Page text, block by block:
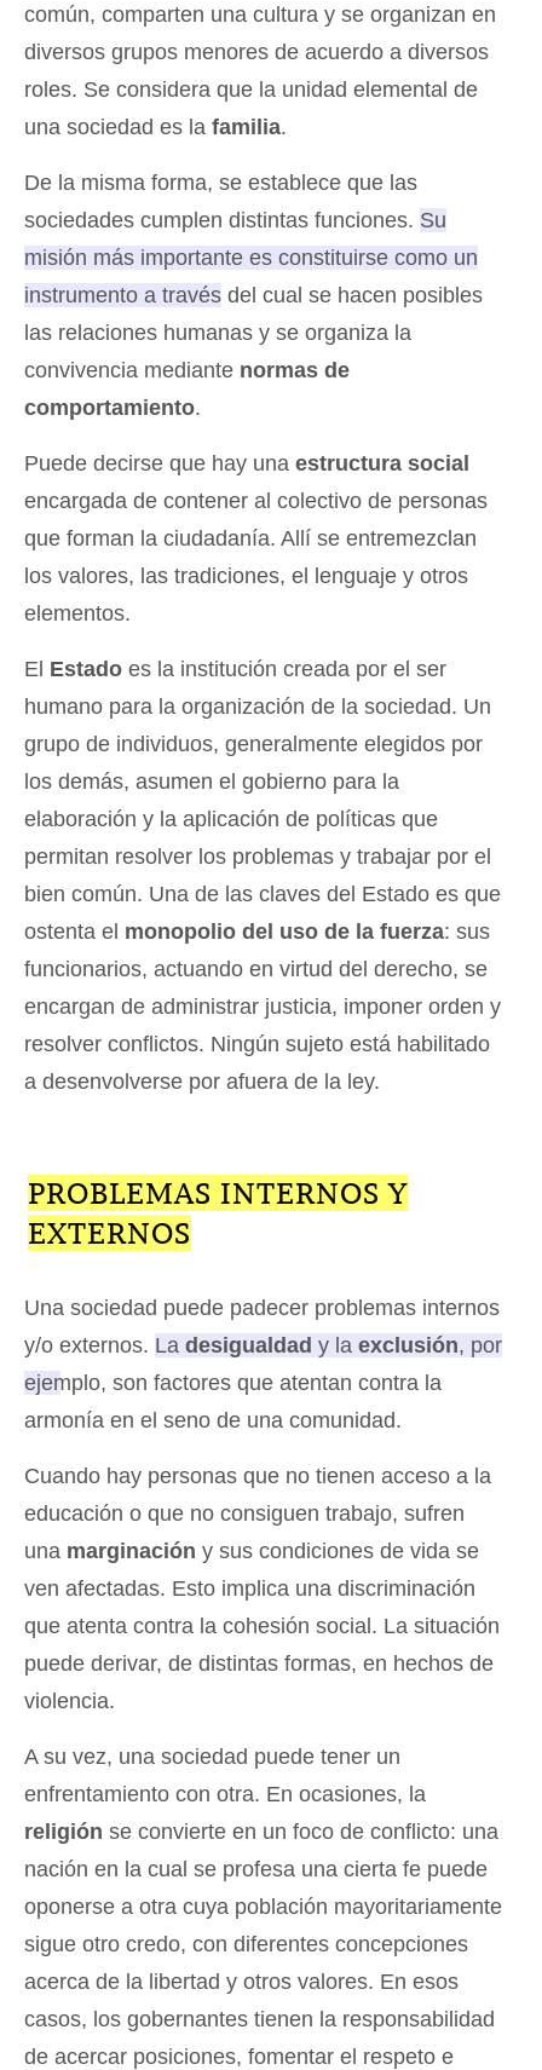
común, comparten una cultura y se organizan en
diversos grupos menores de acuerdo a diversos
roles. Se considera que la unidad elemental de
una sociedad es la familia.
De la misma forma, se establece que las
sociedades cumplen distintas funciones. Su
misión más importante es constituirse como un
instrumento a través del cual se hacen posibles
las relaciones humanas y se organiza la
convivencia mediante normas de
comportamiento.
Puede decirse que hay una estructura social
encargada de contener al colectivo de personas
que forman la ciudadanía. Allí se entremezclan
los valores, las tradiciones, el lenguaje y otros
elementos.
El Estado es la institución creada por el ser
humano para la organización de la sociedad. Un
grupo de individuos, generalmente elegidos por
los demás, asumen el gobierno para la
elaboración y la aplicación de políticas que
permitan resolver los problemas y trabajar por el
bien común. Una de las claves del Estado es que
ostenta el monopolio del uso de la fuerza: sus
funcionarios, actuando en virtud del derecho, se
encargan de administrar justicia, imponer orden y
resolver conflictos. Ningún sujeto está habilitado
a desenvolverse por afuera de la ley.
PROBLEMAS INTERNOS Y
EXTERNOS
Una sociedad puede padecer problemas internos
y/o externos. La desigualdad y la exclusión, por
ejemplo, son factores que atentan contra la
armonía en el seno de una comunidad.
Cuando hay personas que no tienen acceso a la
educación o que no consiguen trabajo, sufren
una marginación y sus condiciones de vida se
ven afectadas. Esto implica una discriminación
que atenta contra la cohesión social. La situación
puede derivar, de distintas formas, en hechos de
violencia.
A su vez, una sociedad puede tener un
enfrentamiento con otra. En ocasiones, la
religión se convierte en un foco de conflicto: una
nación en la cual se profesa una cierta fe puede
oponerse a otra cuya población mayoritariamente
sigue otro credo, con diferentes concepciones
acerca de la libertad y otros valores. En esos
casos, los gobernantes tienen la responsabilidad
de acercar posiciones, fomentar el respeto e